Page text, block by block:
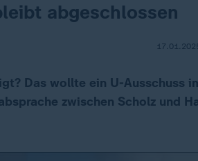
abgeschlossen
Das wollte ein U-Ausschuss
zwischen Scholz und